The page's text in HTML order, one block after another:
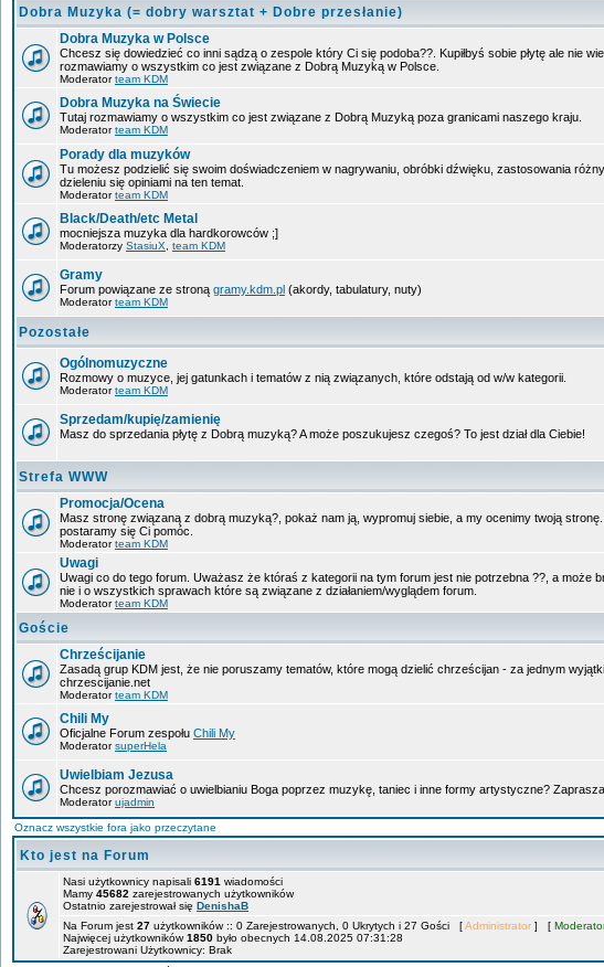
Dobra Muzyka (= dobry warsztat + Dobre przesłanie)
Dobra Muzyka w Polsce
Chcesz się dowiedzieć co inni sądzą o zespole który Ci się podoba??. Kupiłbyś sobie płytę ale nie
rozmawiamy o wszystkim co jest związane z Dobrą Muzyką w Polsce.
Moderatorteam KDM
Dobra Muzyka na Świecie
Tutaj rozmawiamy o wszystkim co jest związane z Dobrą Muzyką poza granicami naszego kraju.
Moderatorteam KDM
Porady dla muzyków
Tu możesz podzielić się swoim doświadczeniem w nagrywaniu, obróbki dźwięku, zastosowania
dzieleniu się opiniami na ten temat.
Moderatorteam KDM
Black/Death/etc Metal
mocniejsza muzyka dla hardkorowców ;]
Moderatorzy StasiuX team KDM
Gramy
Forum powiązane ze stroną gramy.kdm.pl (akordy, tabulatury, nuty)
Moderatorteam KDM
Pozostałe
Ogólnomuzyczne
Rozmowy o muzyce, jej gatunkach i tematów z nią związanych, które odstają od w/w kategorii.
Moderatorteam KDM
Sprzedam/kupię/zamienię
Masz do sprzedania płytę z Dobrą muzyką? A może poszukujesz czegoś? To jest dział dla Ciebie!
Strefa WWW
Promocja/Ocena
Masz stronę związaną z dobrą muzyką?, pokaż nam ją, wypromuj siebie, a my ocenimy twoją
postaramy się Ci pomóc.
Moderatorteam KDM
Uwagi
Uwagi co do tego forum. Uważasz że któraś z kategorii na tym forum jest nie potrzebna ??, a może
nie i o wszystkich sprawach które są związane z działaniem/wyglądem forum.
Moderatorteam KDM
Goście
Chrześcijanie
Zasadą grup KDM jest, że nie poruszamy tematów, które mogą dzielić chrześcijan - za jednym
chrzescijanie.net
Moderatorteam KDM
Chili My
Oficjalne Forum zespołu Chili My
ModeratorsuperHela
Uwielbiam Jezusa
Chcesz porozmawiać o uwielbianiu Boga poprzez muzykę, taniec i inne formy artystyczne?
Moderatorujadmin
Oznacz wszystkie fora jako przeczytane
Kto jest na Forum
Nasi użytkownicy napisali 6191 wiadomości
Mamy 45682 zarejestrowanych użytkowników
Ostatnio zarejestrował się DenishaB
Na Forum jest 27 użytkowników :: 0 Zarejestrowanych, 0 Ukrytych i 27 Gości [Administrator ] [
Najwięcej użytkowników1850 było obecnych 14.08.2025 07:31:28
Zarejestrowani Użytkownicy: Brak